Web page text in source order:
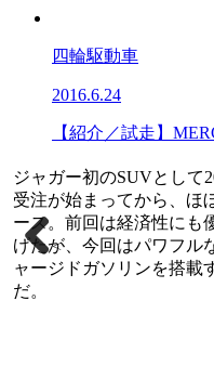
四輪駆動車
2016.6.24
【紹介／試走】
的な
Fペ
り上
ーチ
S
ジャガー初のSUV
受注が始まってか
ース。前回は経済
げたが、今回はパ
ャージドガソリン
<